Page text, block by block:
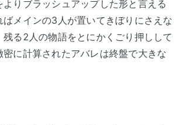
りブラッシュアップした形と言える
ばメインの3人が置いてきぼりにさえな
残る2人の物語をとにかくごり押しして
密に計算されたアバレは終盤で大きな